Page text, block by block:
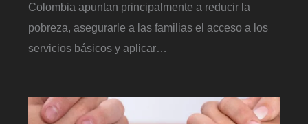
Colombia apuntan principalmente a reducir la
pobreza, asegurarle a las familias el acceso a los
servicios básicos y aplicar…